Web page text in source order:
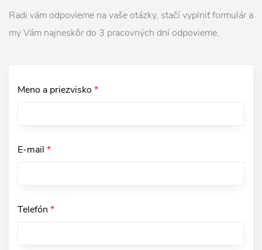
Radi vám odpovieme na vaše otázky, stačí vyplniť formulár a
my Vám najneskôr do 3 pracovných dní odpovieme.
Meno a priezvisko *
E-mail *
Telefón *